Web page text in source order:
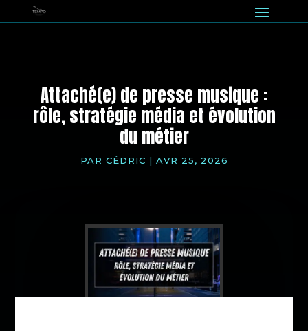
Attaché(e) de presse musique :
rôle, stratégie média et évolution
du métier
PAR CÉDRIC | AVR 25, 2026